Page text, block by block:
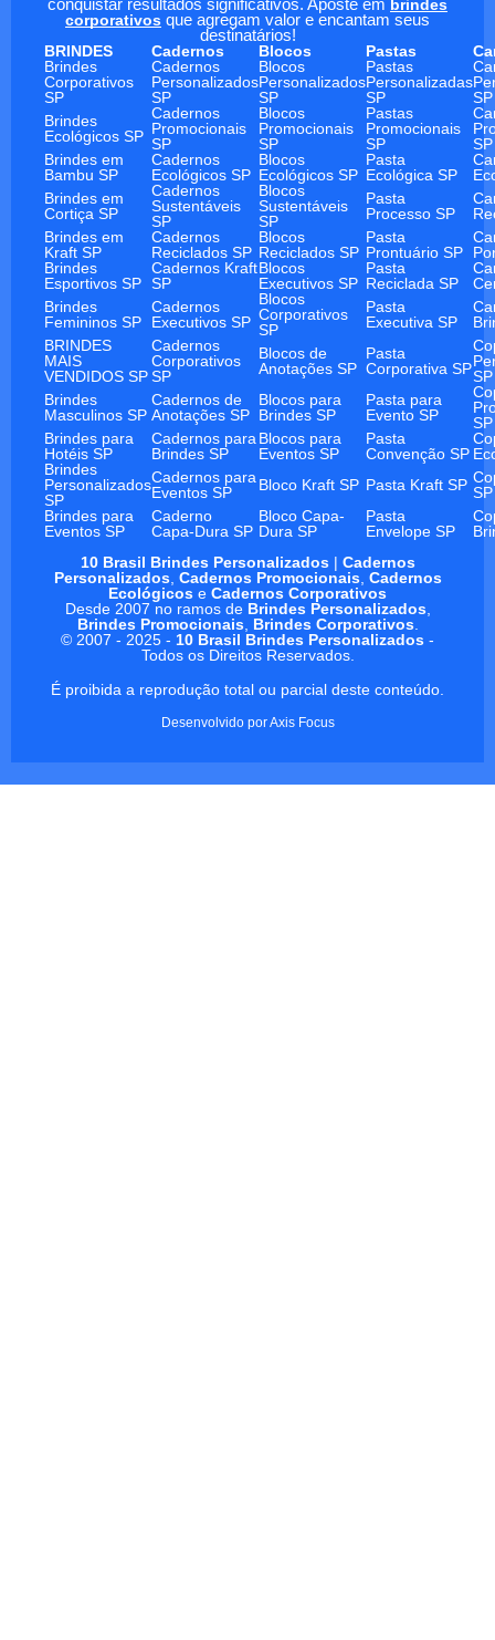
conquistar resultados significativos. Aposte em brindes
corporativos que agregam valor e encantam seus
destinatários!
BRINDES
Cadernos Blocos Pastas
Brindes
Corporativos
SP
Cadernos
Personalizados
SP
Blocos
Personalizados
SP
Pastas
Personalizadas
SP
SP
Brindes
Ecológicos SP
Cadernos
Promocionais
SP
Blocos
Promocionais
SP
Pastas
Promocionais
SP
SP
Brindes em
Bambu SP
Cadernos
Ecológicos SP
Blocos
Ecológicos SP
Pasta
Ecológica SP
Brindes em
Cortiça SP
Cadernos
Sustentáveis
SP
Blocos
Sustentáveis
SP
Pasta
Processo SP
Brindes em
Kraft SP
Cadernos
Reciclados SP
Blocos
Reciclados SP
Pasta
Prontuário SP
Brindes
Esportivos SP
Cadernos Kraft
SP
Blocos
Executivos SP
Pasta
Reciclada SP
Brindes
Femininos SP
Cadernos
Executivos SP
Blocos
Corporativos
SP
Pasta
Executiva SP
BRINDES
MAIS
VENDIDOS SP
Cadernos
Corporativos
SP
Blocos de
Anotações SP
Pasta
Corporativa SPSP
Brindes
Masculinos SP
Cadernos de
Anotações SP
Blocos para
Brindes SP
Pasta para
Evento SP
SP
Brindes para
Hotéis SP
Cadernos para
Brindes SP
Blocos para
Eventos SP
Pasta
Convenção SP
Brindes
Personalizados
SP
Cadernos para
Eventos SP
Bloco Kraft SP Pasta Kraft SP SP
Brindes para
Eventos SP
Caderno
Capa-Dura SP
Bloco Capa-
Dura SP
Pasta
Envelope SP
10 Brasil Brindes Personalizados| Cadernos
Personalizados, Cadernos Promocionais, Cadernos
Ecológicos e Cadernos Corporativos
Desde 2007 no ramos de Brindes Personalizados,
Brindes Promocionais, Brindes Corporativos.
© 2007 - 2025 - 10 Brasil Brindes Personalizados -
Todos os Direitos Reservados.
É proibida a reprodução total ou parcial deste conteúdo.
Desenvolvido porAxis Focus